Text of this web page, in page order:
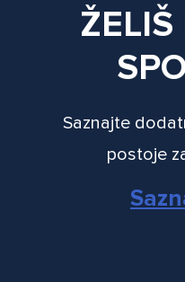
ŽELIŠ
Saznajte
postoje